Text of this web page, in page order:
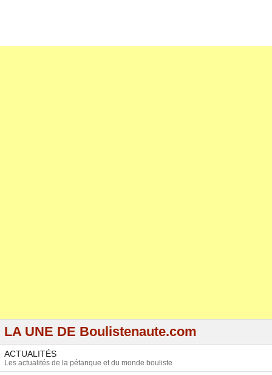
LA UNE DE Boulistenaute.com
ACTUALITÉS
Les actualités de la pétanque et du monde bouliste